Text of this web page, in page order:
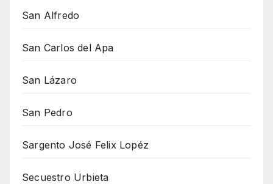
San Alfredo
San Carlos del Apa
San Lázaro
San Pedro
Sargento José Felix Lopéz
Secuestro Urbieta